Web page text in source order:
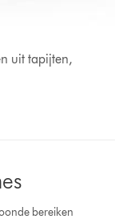
uit tapijten,
bereiken